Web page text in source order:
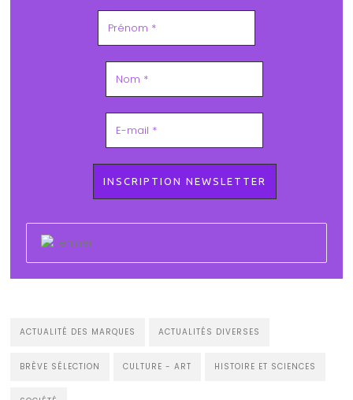
ACTUALITÉ DES MARQUES ACTUALITÉS DIVERSES
BRÈVE SÉLECTION CULTURE - ART HISTOIRE ET SCIENCES